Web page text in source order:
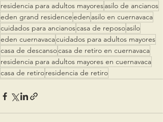
residencia para adultos mayoresasilo de ancianos
eden grand residenceeden asilo en cuernavaca
cuidados para ancianoscasa de reposoasilo
eden cuernavacacuidados para adultos mayores
casa de descansocasa de retiro en cuernavaca
residencia para adultos mayores en cuernavaca
casa de retiroresidencia de retiro